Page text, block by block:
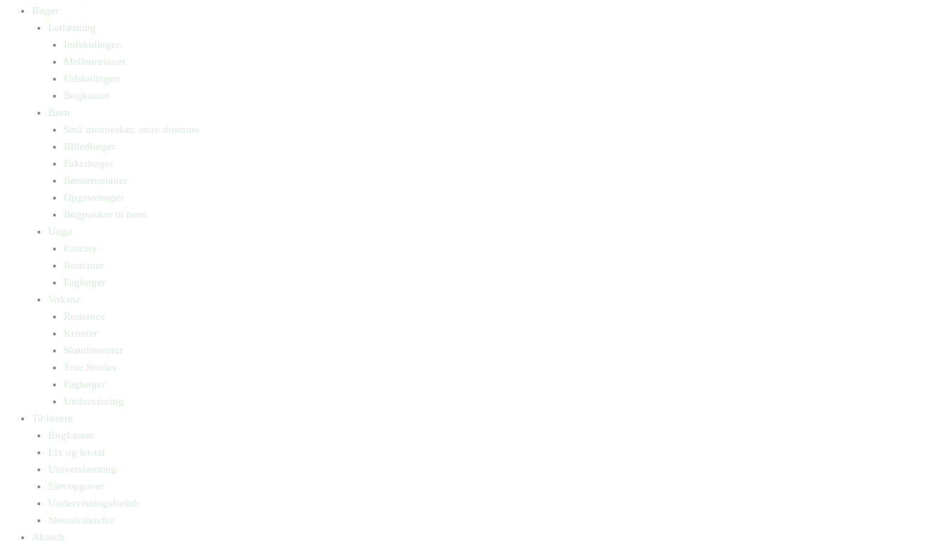
Bøger
Letlæsning
Indskolingen
Mellemtrinnet
Udskolingen
Bogkasser
Børn
Små mennesker, store drømme
Billedbøger
Faktabøger
Børneromaner
Opgavebøger
Bogpakker til børn
Unge
Fantasy
Romaner
Fagbøger
Voksne
Romance
Krimier
Skønlitteratur
True Stories
Fagbøger
Undervisning
Til lærere
Bogkasser
Lix og let-tal
Universlæsning
Elevopgaver
Undervisningsforløb
Messekalender
Aktuelt